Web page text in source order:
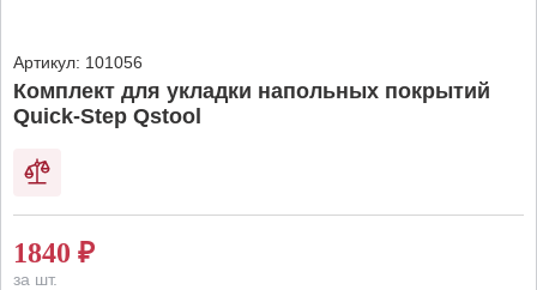
Артикул: 101056
Комплект для укладки напольных покрытий
Quick-Step Qstool
1840 ₽
за шт.